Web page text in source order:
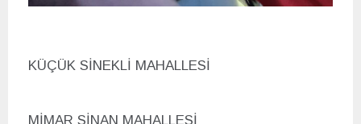
KÜÇÜK SİNEKLİ MAHALLESİ
MİMAR SİNAN MAHALLESİ